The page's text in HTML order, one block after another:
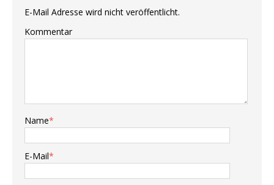
E-Mail Adresse wird nicht veröffentlicht.
Kommentar
Name*
E-Mail*